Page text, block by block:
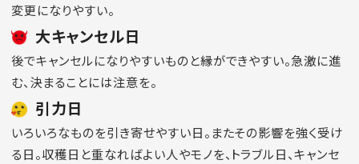
変更になりやすい。
大キャンセル日
後でキャンセルになりやすいものと縁ができやすい。急激に進
む、決まることには注意を。
引力日
いろいろなものを引き寄せやすい日。またその影響を強く受け
る日。収穫日と重なればよい人やモノを、トラブル日、キャンセ